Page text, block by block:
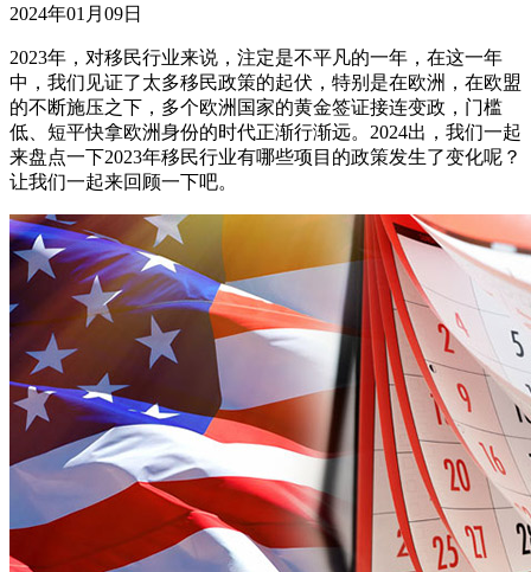
2024年01月09日
2023年，对移民行业来说，注定是不平凡的一年，在这一年
中，我们见证了太多移民政策的起伏，特别是在欧洲，在欧盟
的不断施压之下，多个欧洲国家的黄金签证接连变政，门槛
低、短平快拿欧洲身份的时代正渐行渐远。2024出，我们一起
来盘点一下2023年移民行业有哪些项目的政策发生了变化呢？
让我们一起来回顾一下吧。